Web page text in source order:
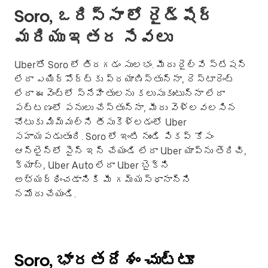
Soro, ఒరిస్సా లో రైడ్‌షేర్
మరియు ఇతర సేవలు
Uberతో Soro లో తిరగడం సులభం. మీరు రైల్వే స్టేషన్
లేదా ఎయిర్‌పోర్ట్‌కు ప్రయాణిస్తున్నా, రెస్టారెంట్
లేదా ఈవెంట్లో స్నేహితులను కలుసుకుంటున్నా లేదా
పట్టణంలో పనులు చేస్తున్నా, మీరు వెళ్లవలసిన
చోటుకు మిమ్మల్ని తీసుకెళ్లడంలో Uber
సహాయపడుతుంది. Soro లో ఇంటి నుండి పికప్ కోసం
ఆన్‌లైన్‌లో సైన్ ఇన్ చేయండి లేదా Uber యాప్‌ను తెరిచి,
క్యాబ్, Uber Auto లేదా Uber బైక్‌ని
అభ్యర్థించడానికి మీ గమ్యస్థానాన్ని
నమోదు చేయండి.
Soro, భారతదేశం చుట్టూ